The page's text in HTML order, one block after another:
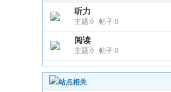
听力
主题:0 帖子:0
阅读
主题:0 帖子:0
站点相关